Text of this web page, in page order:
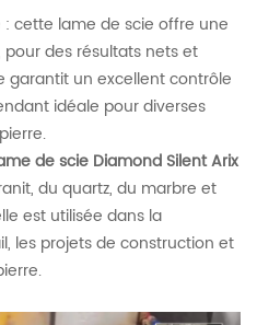
cette lame de scie offre une
des résultats nets et
garantit un excellent contrôle
idéale pour diverses
de scie Diamond Silent Arix
du quartz, du marbre et
est utilisée dans la
les projets de construction et